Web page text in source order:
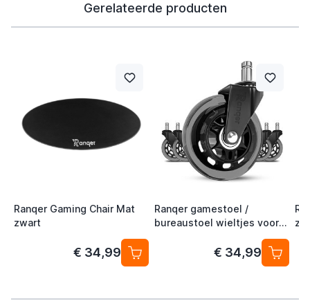
Gerelateerde producten
Ranqer Gaming Chair Mat
zwart
€ 34,99
Ranqer gamestoel /
bureaustoel wieltjes voor
€ 34,99